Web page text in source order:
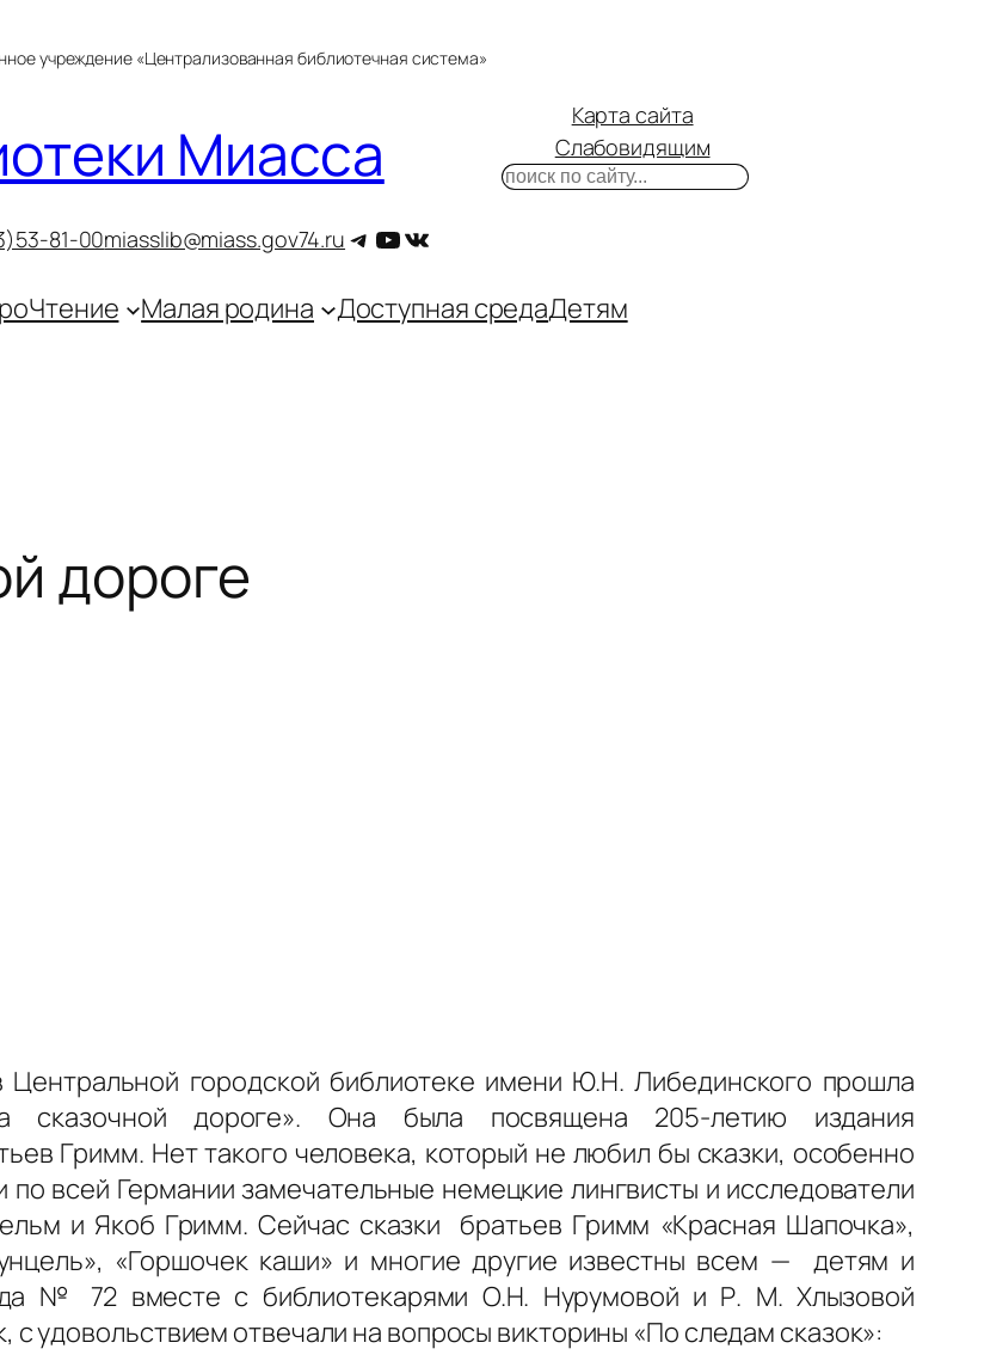
учреждение «Централизованная библиотечная система»
Миасса
81-00miasslib@miass.gov74.ru Telegram
YouTube
ВКонтакте
Карта сайта
Слабовидящим
Поиск
Малая родина Доступная средаДетям
дороге
Центральной городской библиотеке имени Ю.Н. Либединского прошла
сказочной дороге». Она была посвящена 205-летию издания
Гримм. Нет такого человека, который не любил бы сказки, особенно
всей Германии замечательные немецкие лингвисты и исследователи
и Якоб Гримм. Сейчас сказки братьев Гримм «Красная Шапочка»,
«Горшочек каши» и многие другие известны всем — детям и
№ 72 вместе с библиотекарями О.Н. Нурумовой и Р. М. Хлызовой
удовольствием отвечали на вопросы викторины «По следам сказок»: